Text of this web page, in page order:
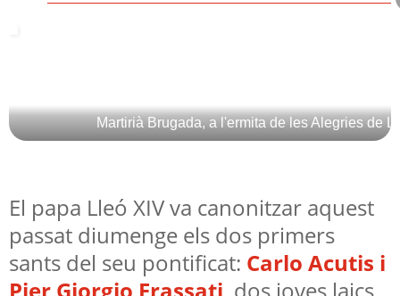
Martirià Brugada, a l'ermita de les Alegries de
El papa Lleó XIV va canonitzar aquest
passat diumenge els dos primers
sants del seu pontificat: Carlo Acutis i